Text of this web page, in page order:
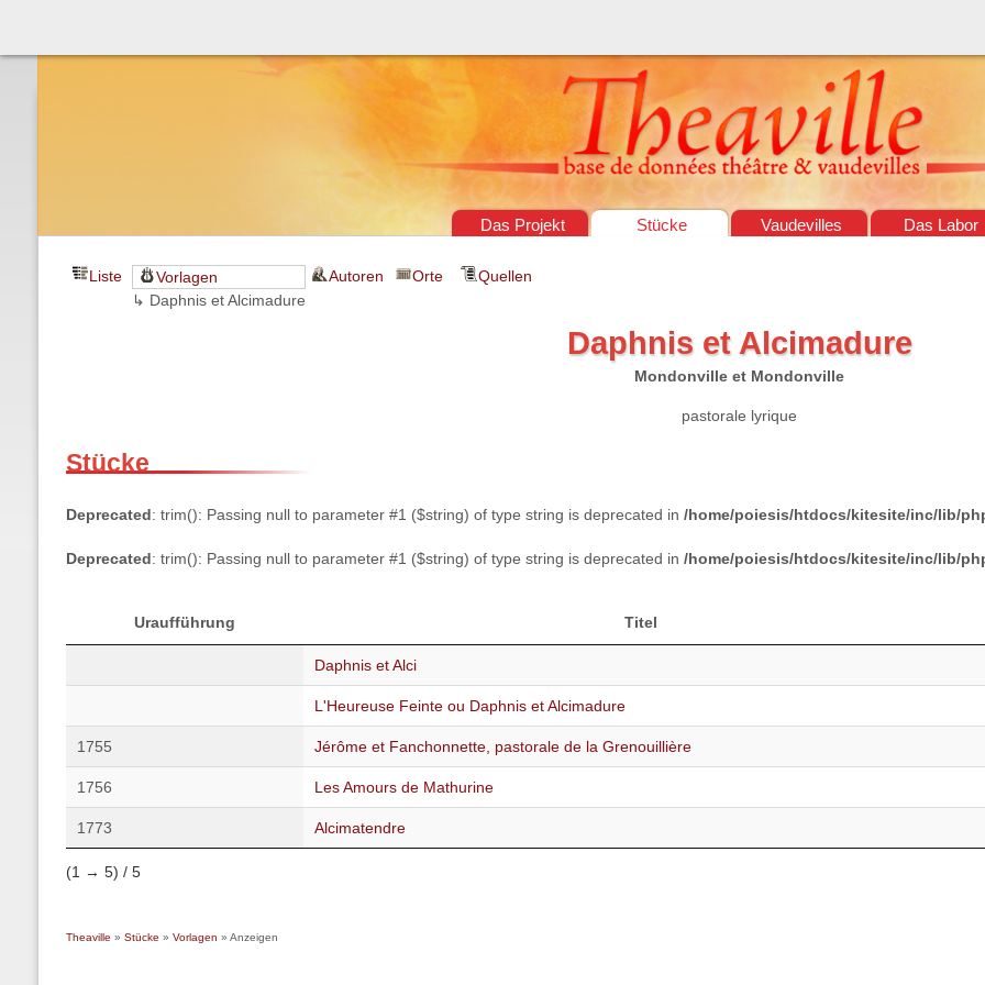
Théâtre & vaudevilles
Das Projekt Stücke Vaudevilles Das Labor
Liste
Vorlagen
↳ Daphnis et Alcimadure
Autoren Orte Quellen
Daphnis et Alcimadure
Mondonville et Mondonville
pastorale lyrique
Stücke
Deprecated: trim(): Passing null to parameter #1 ($string) of type string is deprecated in/home/poiesis/htdocs/kitesite/inc/lib/
Deprecated: trim(): Passing null to parameter #1 ($string) of type string is deprecated in/home/poiesis/htdocs/kitesite/inc/lib/
Uraufführung Titel
Daphnis et Alci
L'Heureuse Feinte ou Daphnis et Alcimadure
1755 Jérôme et Fanchonnette, pastorale de la Grenouillière
1756 Les Amours de Mathurine
1773 Alcimatendre
(1 → 5) / 5
Theaville »Stücke »Vorlagen » Anzeigen